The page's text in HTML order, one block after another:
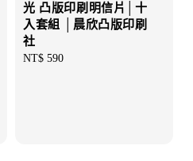
光 凸版印刷明信片│十
入套組 │晨欣凸版印刷
社
Regular
NT$ 590